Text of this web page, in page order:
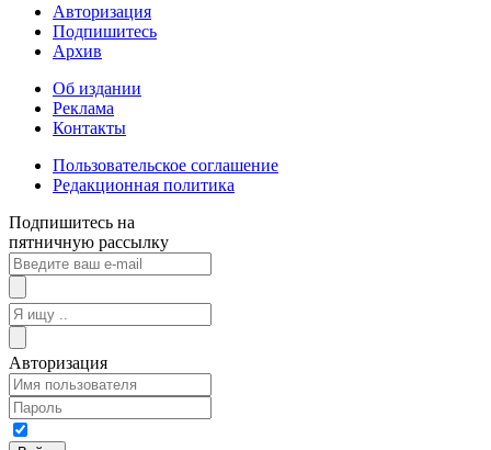
Авторизация
Подпишитесь
Архив
Об издании
Реклама
Контакты
Пользовательское соглашение
Редакционная политика
Подпишитесь на
пятничную рассылку
Авторизация